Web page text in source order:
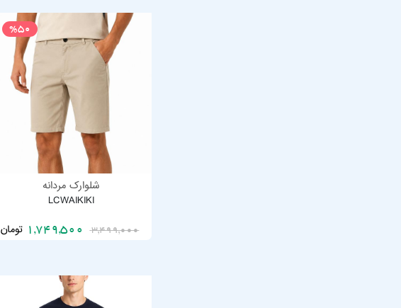
%50
شلوارک مردانه
LCWAIKIKI
3,499,000
1,749,500 تومان